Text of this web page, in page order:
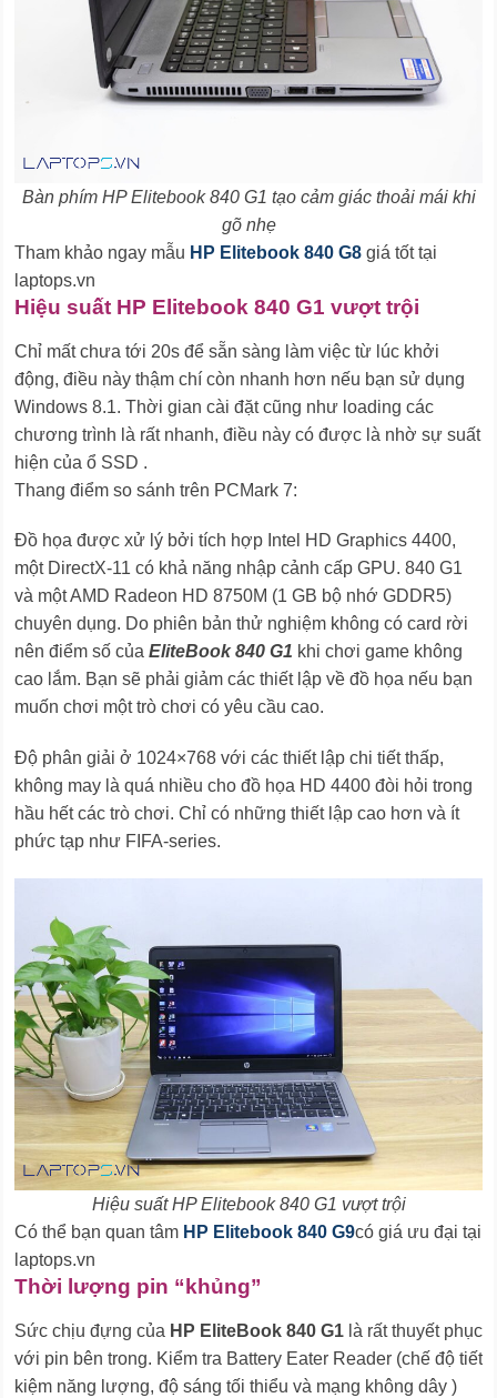
Bàn phím HP Elitebook 840 G1 tạo cảm giác thoải mái khi
gõ nhẹ
Tham khảo ngay mẫu HP Elitebook 840 G8 giá tốt tại
laptops.vn
Hiệu suất HP Elitebook 840 G1 vượt trội
Chỉ mất chưa tới 20s để sẵn sàng làm việc từ lúc khởi
động, điều này thậm chí còn nhanh hơn nếu bạn sử dụng
Windows 8.1. Thời gian cài đặt cũng như loading các
chương trình là rất nhanh, điều này có được là nhờ sự suất
hiện của ổ SSD .
Thang điểm so sánh trên PCMark 7:
Đồ họa được xử lý bởi tích hợp Intel HD Graphics 4400,
một DirectX-11 có khả năng nhập cảnh cấp GPU. 840 G1
và một AMD Radeon HD 8750M (1 GB bộ nhớ GDDR5)
chuyên dụng. Do phiên bản thử nghiệm không có card rời
nên điểm số của EliteBook 840 G1 khi chơi game không
cao lắm. Bạn sẽ phải giảm các thiết lập về đồ họa nếu bạn
muốn chơi một trò chơi có yêu cầu cao.
Độ phân giải ở 1024×768 với các thiết lập chi tiết thấp,
không may là quá nhiều cho đồ họa HD 4400 đòi hỏi trong
hầu hết các trò chơi. Chỉ có những thiết lập cao hơn và ít
phức tạp như FIFA-series.
Hiệu suất HP Elitebook 840 G1 vượt trội
Có thể bạn quan tâm HP Elitebook 840 G9có giá ưu đại tại
laptops.vn
Thời lượng pin “khủng”
Sức chịu đựng của HP EliteBook 840 G1 là rất thuyết phục
với pin bên trong. Kiểm tra Battery Eater Reader (chế độ tiết
kiệm năng lượng, độ sáng tối thiểu và mạng không dây )